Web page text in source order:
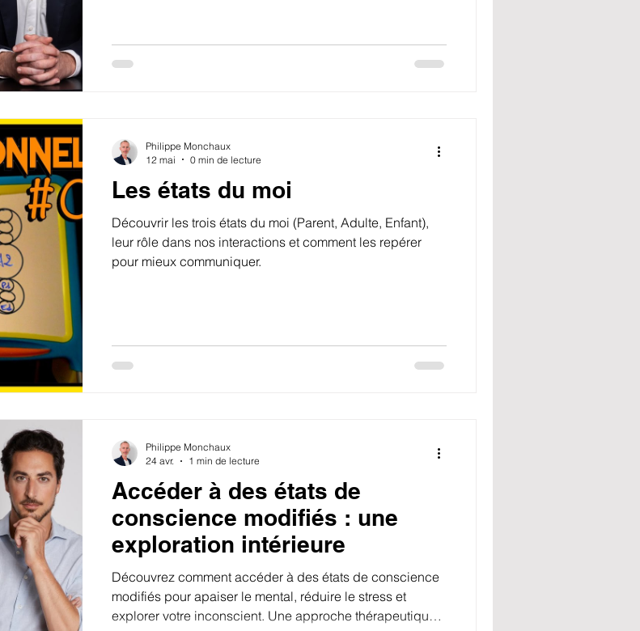
Les états du moi
Découvrir les trois états du moi (Parent, Adulte, Enfant),
leur rôle dans nos interactions et comment les repérer
pour mieux communiquer.
Philippe Monchaux
12 mai
0 min de lecture
Accéder à des états de
conscience modifiés : une
exploration intérieure
Découvrez comment accéder à des états de conscience
modifiés pour apaiser le mental, réduire le stress et
explorer votre inconscient. Une approche thérapeutique
Philippe Monchaux
24 avr.
1 min de lecture